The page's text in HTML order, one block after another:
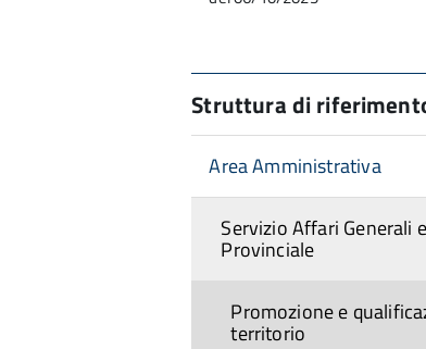
Struttura di
Area Amministrativa
Servizio Affari Generali
Provinciale
Promozione e
territorio